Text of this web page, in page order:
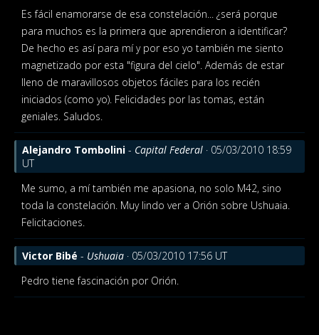
Es fácil enamorarse de esa constelación... ¿será porque
para muchos es la primera que aprendieron a identificar?
De hecho es así para mí y por eso yo también me siento
magnetizado por esta "figura del cielo". Además de estar
lleno de maravillosos objetos fáciles para los recién
iniciados (como yo). Felicidades por las tomas, están
geniales. Saludos.
Alejandro Tombolini - Capital Federal · 05/03/2010 18:59
UT
Me sumo, a mí también me apasiona, no solo M42, sino
toda la constelación. Muy lindo ver a Orión sobre Ushuaia.
Felicitaciones.
Victor Bibé - Ushuaia · 05/03/2010 17:56 UT
Pedro tiene fascinación por Orión.